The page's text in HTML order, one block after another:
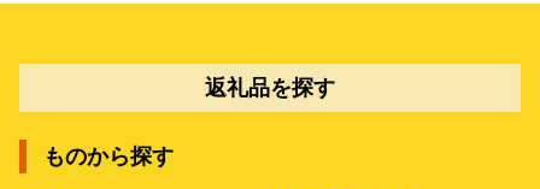
返礼品を探す
ものから探す